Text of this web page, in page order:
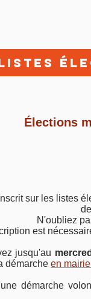
Élections
sur les listes
N'oubliez
est
jusqu'au
démarche en
démarche